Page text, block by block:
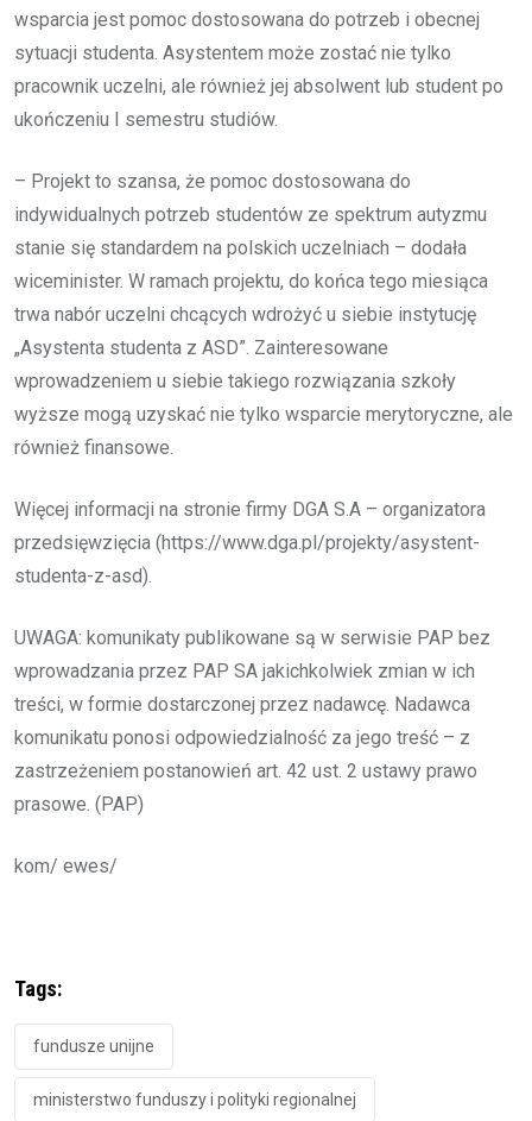
wsparcia jest pomoc dostosowana do potrzeb i obecnej
sytuacji studenta. Asystentem może zostać nie tylko
pracownik uczelni, ale również jej absolwent lub student po
ukończeniu I semestru studiów.
– Projekt to szansa, że pomoc dostosowana do
indywidualnych potrzeb studentów ze spektrum autyzmu
stanie się standardem na polskich uczelniach – dodała
wiceminister. W ramach projektu, do końca tego miesiąca
trwa nabór uczelni chcących wdrożyć u siebie instytucję
„Asystenta studenta z ASD”. Zainteresowane
wprowadzeniem u siebie takiego rozwiązania szkoły
wyższe mogą uzyskać nie tylko wsparcie merytoryczne, ale
również finansowe.
Więcej informacji na stronie firmy DGA S.A – organizatora
przedsięwzięcia (https://www.dga.pl/projekty/asystent-
studenta-z-asd).
UWAGA: komunikaty publikowane są w serwisie PAP bez
wprowadzania przez PAP SA jakichkolwiek zmian w ich
treści, w formie dostarczonej przez nadawcę. Nadawca
komunikatu ponosi odpowiedzialność za jego treść – z
zastrzeżeniem postanowień art. 42 ust. 2 ustawy prawo
prasowe. (PAP)
kom/ ewes/
Tags:
fundusze unijne
ministerstwo funduszy i polityki regionalnej